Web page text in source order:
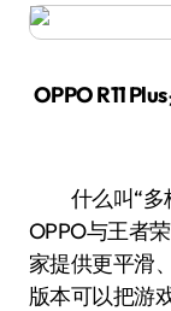
OPPO R11 Plus
什么叫“多核多线程技术”？“多核多线程技术”为
OPPO与王者
家提供更平滑
版本可以把游